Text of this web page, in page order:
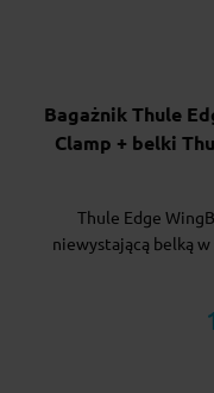
Bagażnik Thule
Clamp + belki
Thule Edge
niewystającą belką